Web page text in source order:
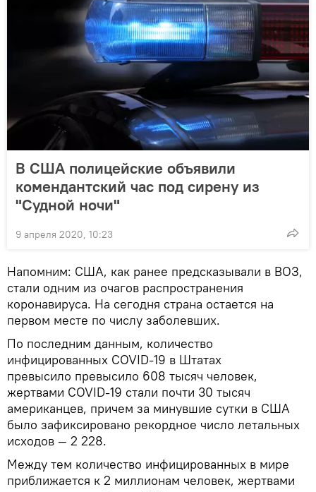
В США полицейские объявили
комендантский час под сирену из
"Судной ночи"
9 апреля 2020, 10:23
Напомним: США, как ранее предсказывали в ВОЗ,
стали одним из очагов распространения
коронавируса. На сегодня страна остается на
первом месте по числу заболевших.
По последним данным, количество
инфицированных COVID-19 в Штатах
превысило превысило 608 тысяч человек,
жертвами COVID-19 стали почти 30 тысяч
американцев, причем за минувшие сутки в США
было зафиксировано рекордное число летальных
исходов — 2 228.
Между тем количество инфицированных в мире
приближается к 2 миллионам человек, жертвами